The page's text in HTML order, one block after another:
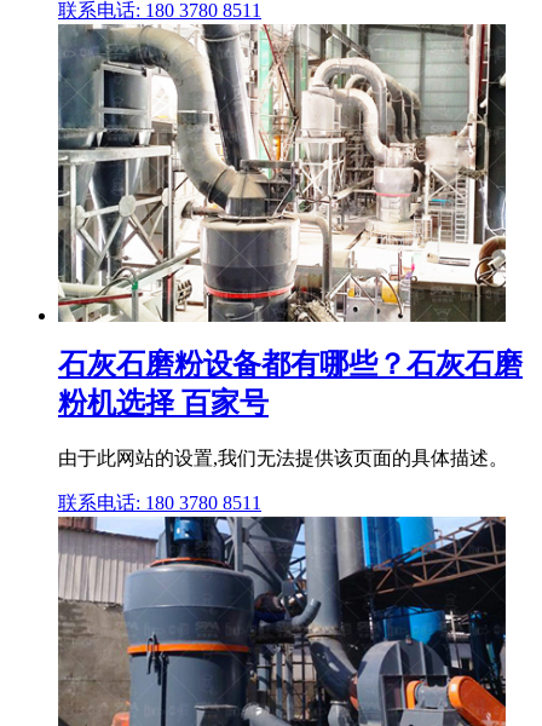
联系电话: 180 3780 8511
石灰石磨粉设备都有哪些？石灰石磨
粉机选择 百家号
由于此网站的设置,我们无法提供该页面的具体描述。
联系电话: 180 3780 8511